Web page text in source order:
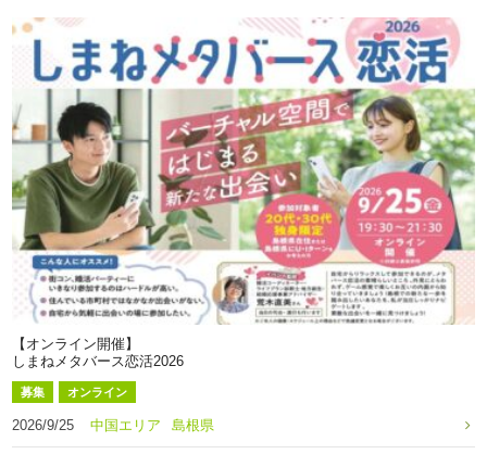
【オンライン開催】
しまねメタバース恋活2026
募集 オンライン
2026/9/25 中国エリア 島根県